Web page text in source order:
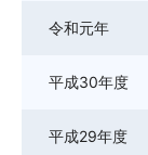
令和元年
平成30年度
平成29年度